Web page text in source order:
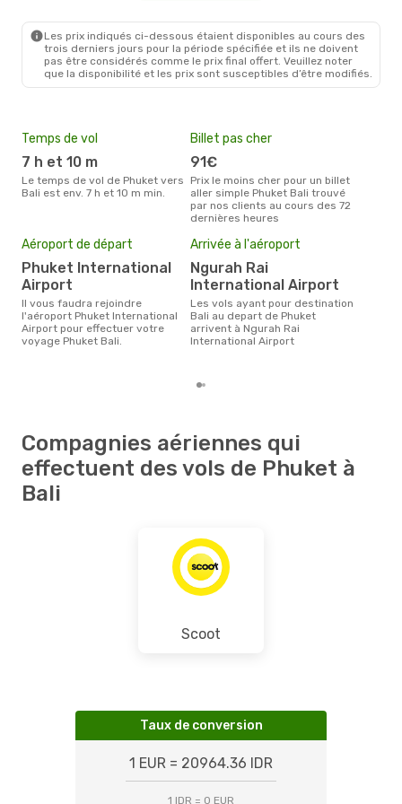
Les prix indiqués ci-dessous étaient disponibles au cours des
trois derniers jours pour la période spécifiée et ils ne doivent
pas être considérés comme le prix final offert. Veuillez noter
que la disponibilité et les prix sont susceptibles d’être modifiés.
Temps de vol
7 h et 10 m
Le temps de vol de Phuket vers
Bali est env. 7 h et 10 m min.
Billet pas cher
91€
Prix le moins cher pour un billet
aller simple Phuket Bali trouvé
par nos clients au cours des 72
dernières heures
Aéroport de départ
Phuket International
Airport
Il vous faudra rejoindre
l'aéroport Phuket International
Airport pour effectuer votre
voyage Phuket Bali.
Arrivée à l'aéroport
Ngurah Rai
International Airport
Les vols ayant pour destination
Bali au depart de Phuket
arrivent à Ngurah Rai
International Airport
Compagnies aériennes qui
effectuent des vols de Phuket à
Bali
Scoot
Taux de conversion
1 EUR = 20964.36 IDR
1 IDR = 0 EUR